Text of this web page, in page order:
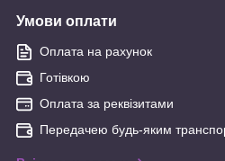
Умови оплати
Оплата на рахунок
Готівкою
Оплата за реквізитами
Передачею будь-яким